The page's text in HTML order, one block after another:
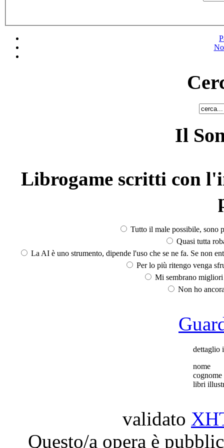
Il
Librogame scritti con
Tutto il male possibile, sono
Quasi tutta
La AI è uno strumento, dipende l'uso che se ne fa. Se non
Per lo più ritengo venga
Mi sembrano
Non ho
dettaglio
nome
cognome
libri
validato
Questo/a opera è